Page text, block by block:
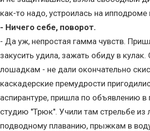
как-то надо, устроилась на
- Ничего себе, поворот.
- Да уж, непростая гамма чувств.
закусить удила, зажать обиду в кулак.
лошадкам - не дали окончательно
каскадерские премудрости
аспирантуре, пришла по объявлению
студию "Трюк". Учили там стрельбе из
подводному плаванию, прыжкам в